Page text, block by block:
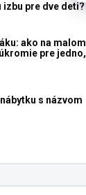
pre dve deti?
ako na malom
pre jedno,
s názvom